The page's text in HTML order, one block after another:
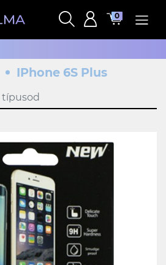
0
IPhone 6S Plus